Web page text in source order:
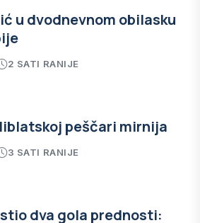
u dvodnevnom obilasku
2 SATI RANIJE
peščari mirnija
3 SATI RANIJE
dva gola prednosti: